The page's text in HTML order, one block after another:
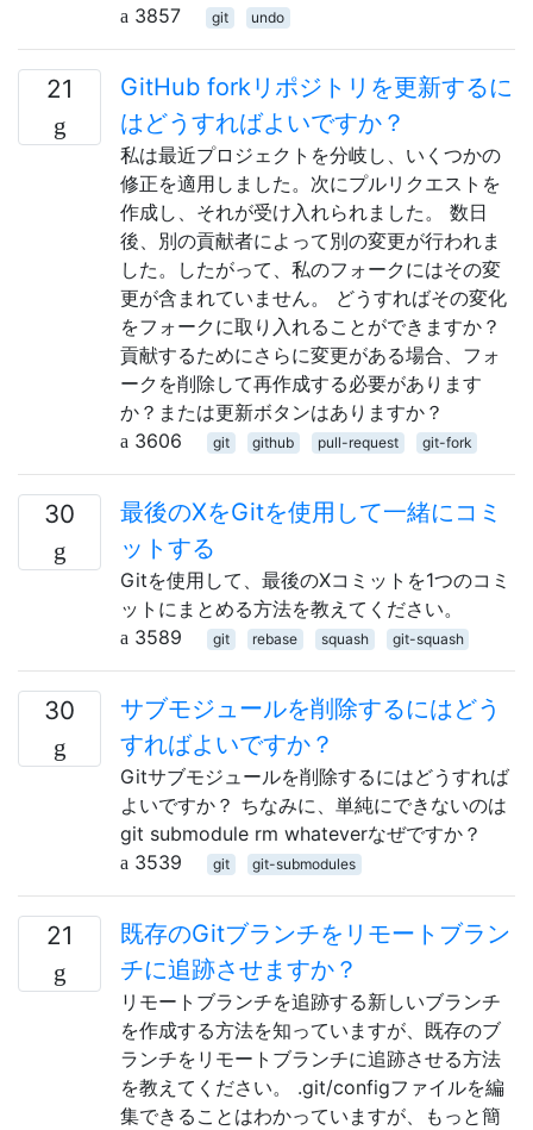
3857
git undo
21
GitHub forkリポジトリを更新するに
はどうすればよいですか？
私は最近プロジェクトを分岐し、いくつかの
修正を適用しました。次にプルリクエストを
作成し、それが受け入れられました。 数日
後、別の貢献者によって別の変更が行われま
した。したがって、私のフォークにはその変
更が含まれていません。 どうすればその変化
をフォークに取り入れることができますか？
貢献するためにさらに変更がある場合、フォ
ークを削除して再作成する必要があります
か？または更新ボタンはありますか？
3606
git github pull-request git-fork
30
最後のXをGitを使用して一緒にコミ
ットする
Gitを使用して、最後のXコミットを1つのコミ
ットにまとめる方法を教えてください。
3589
git rebase squash git-squash
30
サブモジュールを削除するにはどう
すればよいですか？
Gitサブモジュールを削除するにはどうすれば
よいですか？ ちなみに、単純にできないのは
git submodule rm whateverなぜですか？
3539
git git-submodules
21
既存のGitブランチをリモートブラン
チに追跡させますか？
リモートブランチを追跡する新しいブランチ
を作成する方法を知っていますが、既存のブ
ランチをリモートブランチに追跡させる方法
を教えてください。 .git/configファイルを編
集できることはわかっていますが、もっと簡